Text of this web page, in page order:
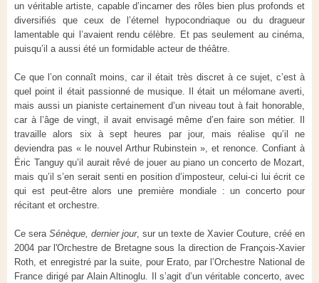
un véritable artiste, capable d’incarner des rôles bien plus profonds et
diversifiés que ceux de l’éternel hypocondriaque ou du dragueur
lamentable qui l’avaient rendu célèbre. Et pas seulement au cinéma,
puisqu’il a aussi été un formidable acteur de théâtre.
Ce que l’on connaît moins, car il était très discret à ce sujet, c’est à
quel point il était passionné de musique. Il était un mélomane averti,
mais aussi un pianiste certainement d’un niveau tout à fait honorable,
car à l’âge de vingt, il avait envisagé même d’en faire son métier. Il
travaille alors six à sept heures par jour, mais réalise qu’il ne
deviendra pas « le nouvel Arthur Rubinstein », et renonce. Confiant à
Éric Tanguy qu’il aurait rêvé de jouer au piano un concerto de Mozart,
mais qu’il s’en serait senti en position d’imposteur, celui-ci lui écrit ce
qui est peut-être alors une première mondiale : un concerto pour
récitant et orchestre.
Ce sera Sénèque, dernier jour, sur un texte de Xavier Couture, créé en
2004 par l'Orchestre de Bretagne sous la direction de François-Xavier
Roth, et enregistré par la suite, pour Erato, par l’Orchestre National de
France dirigé par Alain Altinoglu. Il s’agit d’un véritable concerto, avec